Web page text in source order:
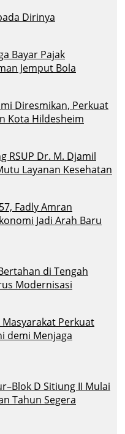
Dirinya
Bayar Pajak
Jemput Bola
Diresmikan, Perkuat
Kota Hildesheim
RSUP Dr. M. Djamil
Layanan Kesehatan
Fadly Amran
Jadi Arah Baru
di Tengah
Modernisasi
Masyarakat Perkuat
demi Menjaga
D Sitiung II Mulai
Tahun Segera